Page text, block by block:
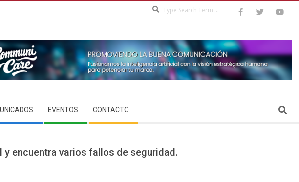
EVENTOS CONTACTO Search
y encuentra varios fallos de seguridad.